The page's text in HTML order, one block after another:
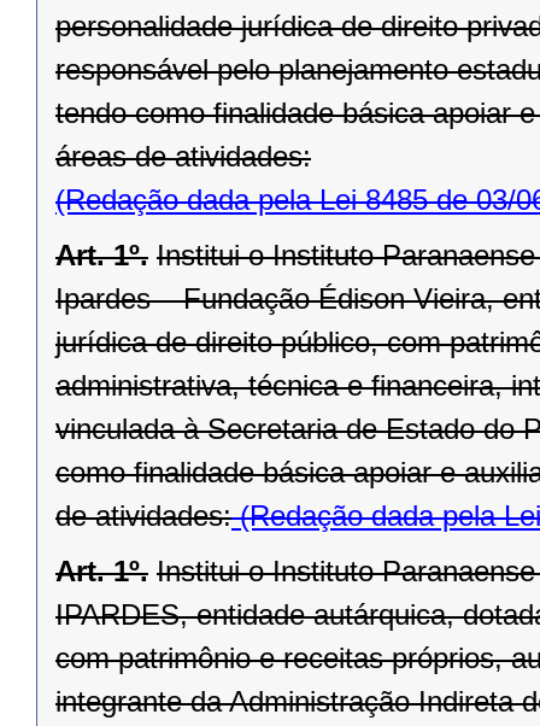
personalidade jurídica de direito
responsável pelo planejamento
tendo como finalidade básica apoiar
áreas de atividades:
(Redação dada pela Lei 8485 de 03/
Art. 1º. Institui o Instituto
Ipardes – Fundação Édison Vieira,
jurídica de direito público, com
administrativa, técnica e financeira,
vinculada à Secretaria de Estado do
como finalidade básica apoiar e
de atividades:(Redação dada pela
Art. 1º. Institui o Instituto
IPARDES, entidade autárquica,
com patrimônio e receitas próprios,
integrante da Administração Indireta